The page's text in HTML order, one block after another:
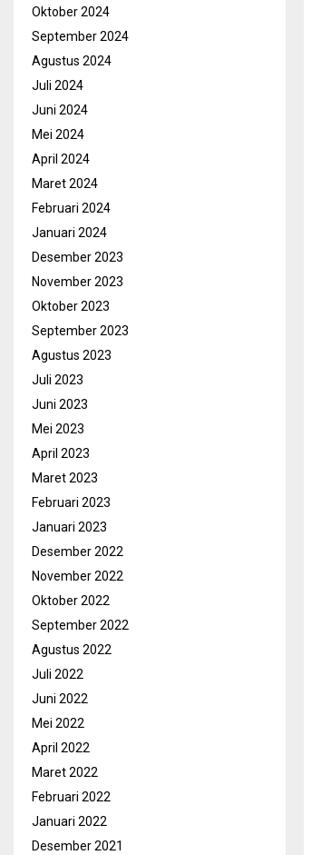
Oktober 2024
September 2024
Agustus 2024
Juli 2024
Juni 2024
Mei 2024
April 2024
Maret 2024
Februari 2024
Januari 2024
Desember 2023
November 2023
Oktober 2023
September 2023
Agustus 2023
Juli 2023
Juni 2023
Mei 2023
April 2023
Maret 2023
Februari 2023
Januari 2023
Desember 2022
November 2022
Oktober 2022
September 2022
Agustus 2022
Juli 2022
Juni 2022
Mei 2022
April 2022
Maret 2022
Februari 2022
Januari 2022
Desember 2021